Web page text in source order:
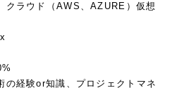
クラウド（AWS、AZURE）仮想
経験or知識、プロジェクトマネ